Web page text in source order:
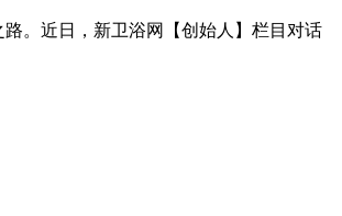
。近日，新卫浴网【创始人】栏目对话